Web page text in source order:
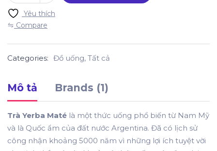
Yêu thích
Compare
Categories: Đồ uống, Tất cả
Mô tả Brands (1)
Trà Yerba Maté là một thức uống phổ biến từ Nam Mỹ
và là Quốc ẩm của đất nước Argentina. Đã có lịch sử
công nhận khoảng 5000 năm vì những lợi ích tuyệt vời